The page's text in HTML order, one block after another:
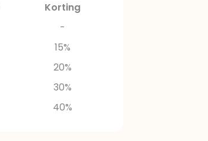
Korting
-
15%
20%
30%
40%